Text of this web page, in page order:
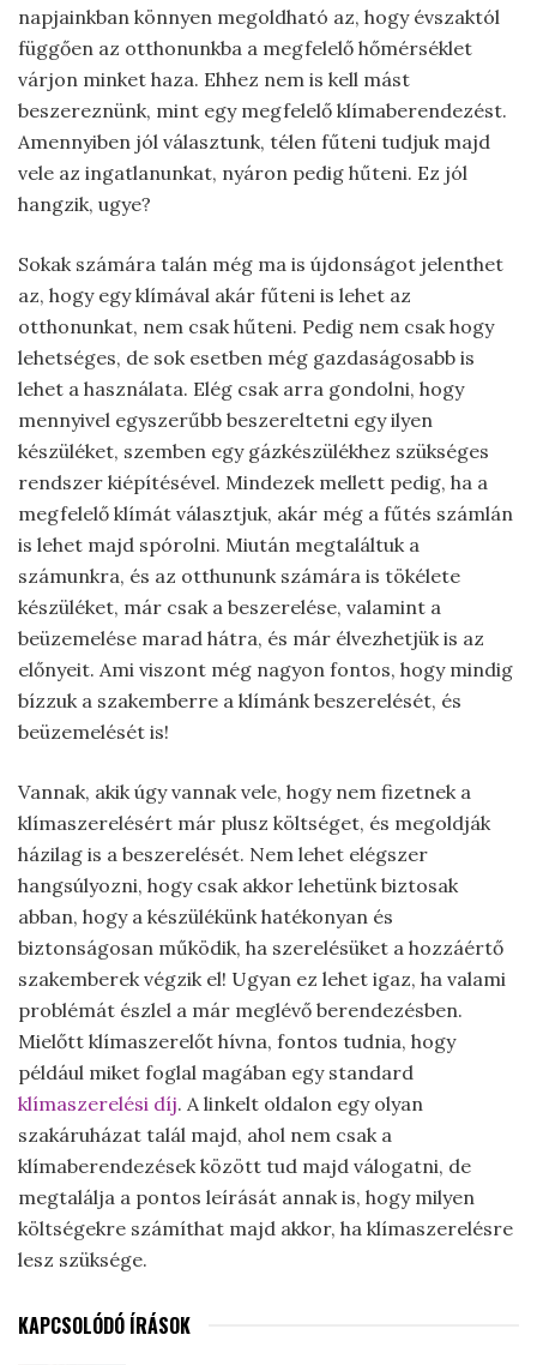
napjainkban könnyen megoldható az, hogy évszaktól
függően az otthonunkba a megfelelő hőmérséklet
várjon minket haza. Ehhez nem is kell mást
beszereznünk, mint egy megfelelő klímaberendezést.
Amennyiben jól választunk, télen fűteni tudjuk majd
vele az ingatlanunkat, nyáron pedig hűteni. Ez jól
hangzik, ugye?
Sokak számára talán még ma is újdonságot jelenthet
az, hogy egy klímával akár fűteni is lehet az
otthonunkat, nem csak hűteni. Pedig nem csak hogy
lehetséges, de sok esetben még gazdaságosabb is
lehet a használata. Elég csak arra gondolni, hogy
mennyivel egyszerűbb beszereltetni egy ilyen
készüléket, szemben egy gázkészülékhez szükséges
rendszer kiépítésével. Mindezek mellett pedig, ha a
megfelelő klímát választjuk, akár még a fűtés számlán
is lehet majd spórolni. Miután megtaláltuk a
számunkra, és az otthununk számára is tökélete
készüléket, már csak a beszerelése, valamint a
beüzemelése marad hátra, és már élvezhetjük is az
előnyeit. Ami viszont még nagyon fontos, hogy mindig
bízzuk a szakemberre a klímánk beszerelését, és
beüzemelését is!
Vannak, akik úgy vannak vele, hogy nem fizetnek a
klímaszerelésért már plusz költséget, és megoldják
házilag is a beszerelését. Nem lehet elégszer
hangsúlyozni, hogy csak akkor lehetünk biztosak
abban, hogy a készülékünk hatékonyan és
biztonságosan működik, ha szerelésüket a hozzáértő
szakemberek végzik el! Ugyan ez lehet igaz, ha valami
problémát észlel a már meglévő berendezésben.
Mielőtt klímaszerelőt hívna, fontos tudnia, hogy
például miket foglal magában egy standard
klímaszerelési díj. A linkelt oldalon egy olyan
szakáruházat talál majd, ahol nem csak a
klímaberendezések között tud majd válogatni, de
megtalálja a pontos leírását annak is, hogy milyen
költségekre számíthat majd akkor, ha klímaszerelésre
lesz szüksége.
KAPCSOLÓDÓ ÍRÁSOK